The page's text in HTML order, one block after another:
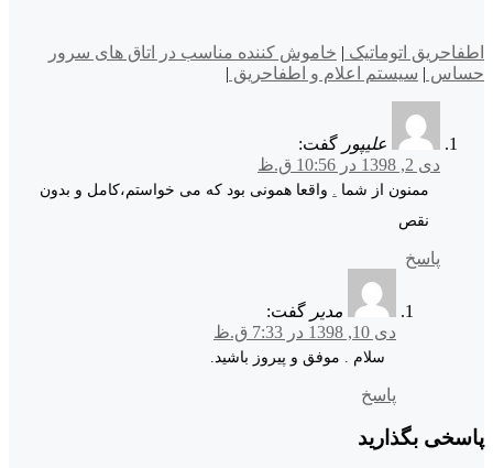
اطفاحریق اتوماتیک | خاموش کننده مناسب در اتاق های سرور
حساس | سیستم اعلام و اطفاحریق |
علیپور گفت:
دی 2, 1398 در 10:56 ق.ظ
ممنون از شما
واقعا همونی بود که می خواستم،کامل و بدون
نقص
پاسخ
مدیر گفت:
دی 10, 1398 در 7:33 ق.ظ
سلام . موفق و پیروز باشید.
پاسخ
پاسخی بگذارید